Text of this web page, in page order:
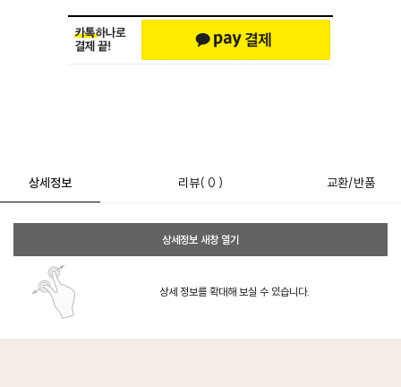
상세정보 리뷰( 0 ) 교환/반품
상세정보 새창 열기
상세 정보를 확대해 보실 수 있습니다.